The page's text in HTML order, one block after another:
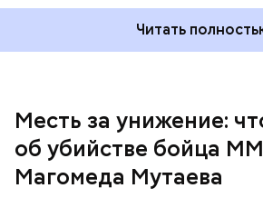
Читать
Месть за унижение:
об убийстве бойца
Магомеда Мутаева